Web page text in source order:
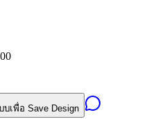
บเพื่อ Save Design